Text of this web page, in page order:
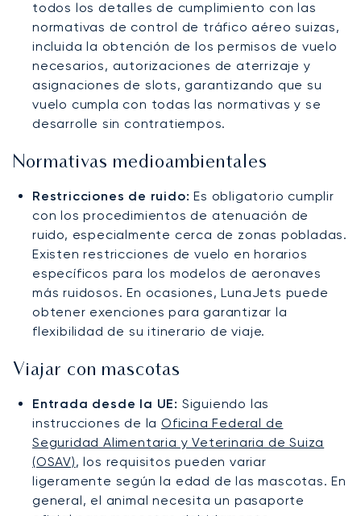
todos los detalles de cumplimiento con las
normativas de control de tráfico aéreo suizas,
incluida la obtención de los permisos de vuelo
necesarios, autorizaciones de aterrizaje y
asignaciones de slots, garantizando que su
vuelo cumpla con todas las normativas y se
desarrolle sin contratiempos.
Normativas medioambientales
Restricciones de ruido: Es obligatorio cumplir
con los procedimientos de atenuación de
ruido, especialmente cerca de zonas pobladas.
Existen restricciones de vuelo en horarios
específicos para los modelos de aeronaves
más ruidosos. En ocasiones, LunaJets puede
obtener exenciones para garantizar la
flexibilidad de su itinerario de viaje.
Viajar con mascotas
Entrada desde la UE: Siguiendo las
instrucciones de laOficina Federal de
Seguridad Alimentaria y Veterinaria de Suiza
(OSAV), los requisitos pueden variar
ligeramente según la edad de las mascotas. En
general, el animal necesita un pasaporte